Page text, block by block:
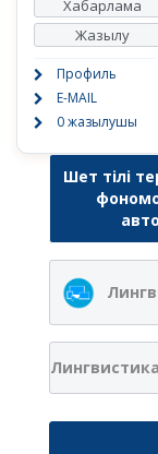
Хабарлама
Жазылу
Профиль
E-MAIL
0 жазылушы
Шет тілі